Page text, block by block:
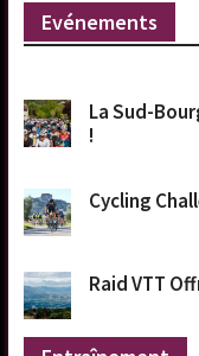
Evénements
La Sud-
!
Cycling
Raid VTT